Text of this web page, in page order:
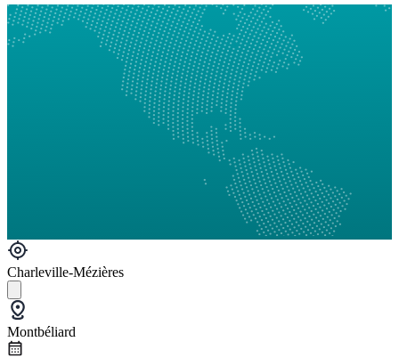
Charleville-Mézières
Montbéliard